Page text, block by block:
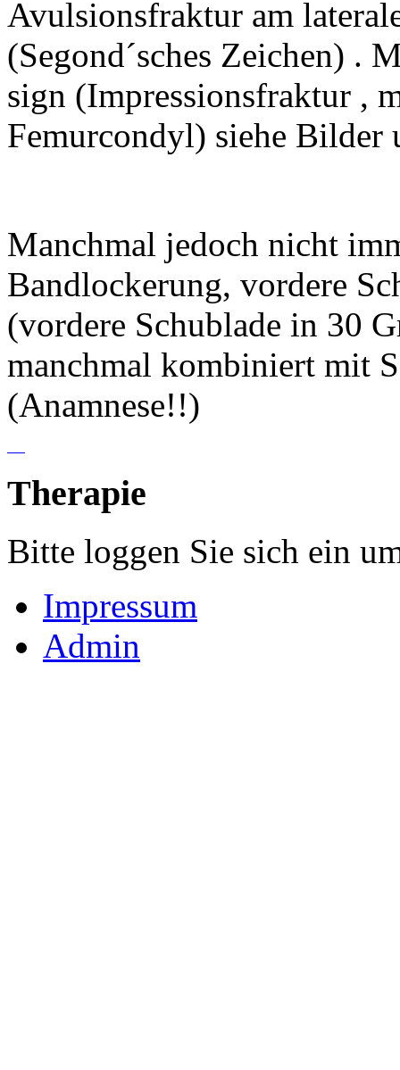
Avulsionsfraktur am
(Segond´sches Zeichen) .
sign (Impressionsfraktur ,
Femurcondyl) siehe Bilder
Manchmal jedoch nicht
Bandlockerung, vordere
(vordere Schublade in 30
manchmal kombiniert mit
(Anamnese!!)
Therapie
Bitte loggen Sie sich ein
Impressum
Admin